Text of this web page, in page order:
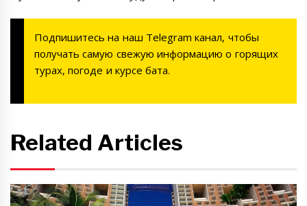
Подпишитесь на наш Telegram канал, чтобы
получать самую свежую информацию о горящих
турах, погоде и курсе бата.
Related Articles